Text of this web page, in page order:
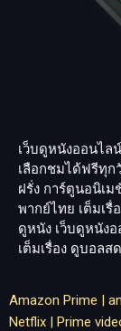
เว็บดูหนังออนไล
เลือกชมได้ฟรีทุก
ฝรั่ง การ์ตูนอนิเ
พากย์ไทย เต็มเรื่
ดูหนัง เว็บดูหนัง
เต็มเรื่อง ดูบอลส
Amazon Prime |
Netflix | Prime